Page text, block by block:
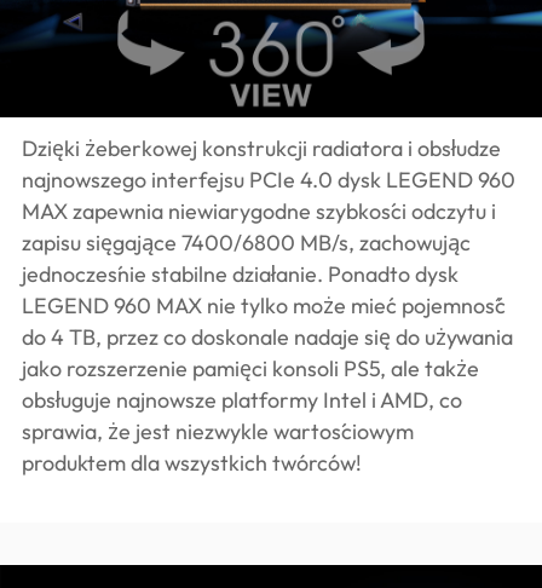
Dzięki żeberkowej konstrukcji radiatora i obsłudze
najnowszego interfejsu PCIe 4.0 dysk LEGEND 960
MAX zapewnia niewiarygodne szybkości odczytu i
zapisu sięgające 7400/6800 MB/s, zachowując
jednocześnie stabilne działanie. Ponadto dysk
LEGEND 960 MAX nie tylko może mieć pojemność
do 4 TB, przez co doskonale nadaje się do używania
jako rozszerzenie pamięci konsoli PS5, ale także
obsługuje najnowsze platformy Intel i AMD, co
sprawia, że jest niezwykle wartościowym
produktem dla wszystkich twórców!